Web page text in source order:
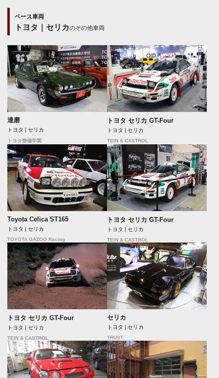
ベース車両
トヨタ｜セリカのその他車両
達磨
トヨタ | セリカ
トヨタ整備学園
トヨタ セリカ GT-Four
トヨタ | セリカ
TEIN & CASTROL
Toyota Celica ST165
トヨタ | セリカ
TOYOTA GAZOO Racing
トヨタ セリカ GT-Four
トヨタ | セリカ
TEIN & CASTROL
トヨタ セリカ GT-Four
トヨタ | セリカ
TEIN & CASTROL
セリカ
トヨタ | セリカ
TRUST